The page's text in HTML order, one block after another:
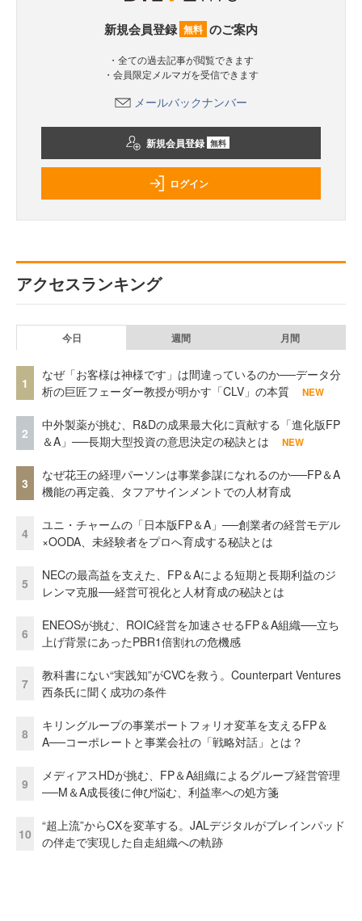
新規会員登録 無料 のご案内
・全ての過去記事が閲覧できます
・会員限定メルマガを受信できます
メールバックナンバー
新規会員登録 無料
ログイン
アクセスランキング
今日 週間 月間
1
なぜ「お客様は神様です」は間違っているのか──データ分
析の巨匠フェーダー教授が明かす「CLV」の本質
NEW
2
中外製薬が挑む、R&Dの成果最大化に貢献する「進化版FP
＆A」──長期大型投資の意思決定の秘訣とは
NEW
3
なぜ花王の経理パーソンは事業参謀になれるのか──FP＆A
機能の再定義、タフアサインメントでの人材育成
4
ユニ・チャームの「日本版FP＆A」──創業者の経営モデル
×OODA、未経験者をプロへ育成する秘訣とは
5
NECの最高益を支えた、FP＆Aによる短期と長期利益のジ
レンマ克服──経営可視化と人材育成の秘訣とは
6
ENEOSが挑む、ROIC経営を加速させるFP＆A組織──立ち
上げ背景にあったPBR1倍割れの危機感
7
教科書にない“実践知”がCVCを救う。Counterpart Ventures
西条氏に聞く成功の条件
8
キリングループの事業ポートフォリオ変革を支えるFP＆
A──コーポレートと事業会社の「戦略対話」とは？
9
メディアスHDが挑む、FP＆A組織によるグループ経営管理
──M＆A成長後に伸び悩む、利益率への処方箋
10
“超上流”からCXを変革する。JALデジタルがブレインパッド
の伴走で実現した自走組織への軌跡